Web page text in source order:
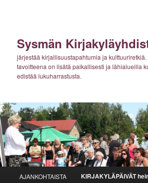
Sysmän
järjestää kirjallisuustapahtumia ja kulttuuriretkiä.
tavoitteena on lisätä paikallisesti ja lähialueilla
edistää lukuharrastusta.
AJANKOHTAISTA KIRJAKYLÄPÄIVÄT